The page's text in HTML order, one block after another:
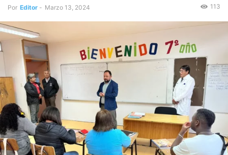
Por Editor - Marzo 13, 2024 113